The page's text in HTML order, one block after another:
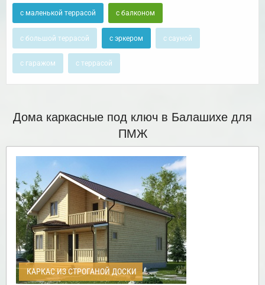
с маленькой террасой с балконом
с большой террасой с эркером с сауной
с гаражом с террасой
Дома каркасные под ключ в Балашихе для
ПМЖ
КАРКАС ИЗ СТРОГАНОЙ ДОСКИ